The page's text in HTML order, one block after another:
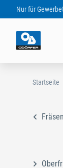
Nur für
Startseite
Fräsen